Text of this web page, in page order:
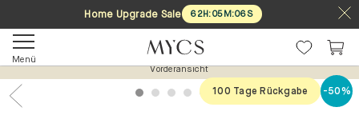
Home Upgrade Sale 62H:05M:05S
Menü
Vorderansicht
1 2 3 4 5 6
100 Tage Rückgabe -50%